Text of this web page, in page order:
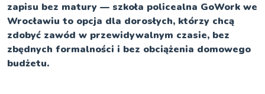
zapisu bez matury — szkoła policealna GoWork we
Wrocławiu to opcja dla dorosłych, którzy chcą
zdobyć zawód w przewidywalnym czasie, bez
zbędnych formalności i bez obciążenia domowego
budżetu.